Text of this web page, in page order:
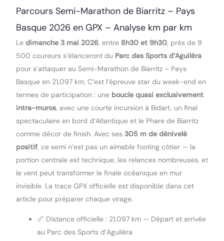
Parcours Semi-Marathon de Biarritz – Pays
Basque 2026 en GPX – Analyse km par km
Le dimanche 3 mai 2026, entre 8h30 et 9h30, près de 9
500 coureurs s’élanceront du Parc des Sports d’Aguiléra
pour s’attaquer au Semi-Marathon de Biarritz – Pays
Basque en 21,097 km. C’est l’épreuve star du week-end en
termes de participation : une boucle quasi exclusivement
intra-muros, avec une courte incursion à Bidart, un final
spectaculaire en bord d’Atlantique et le Phare de Biarritz
comme décor de finish. Avec ses 305 m de dénivelé
positif, ce semi n’est pas un aimable footing côtier — la
portion centrale est technique, les relances nombreuses, et
le vent peut transformer le finale océanique en mur
invisible. La trace GPX officielle est disponible dans cet
article pour préparer chaque virage.
📏 Distance officielle : 21,097 km — Départ et arrivée
au Parc des Sports d’Aguiléra